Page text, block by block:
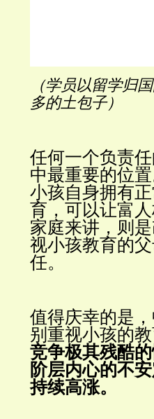
（学员以留学归
多的土包子）
任何一个负责
中最重要的位置
小孩自身拥有
育，可以让富
家庭来讲，则
视小孩教育的
任。
值得庆幸的是
别重视小孩的教
竞争极其残酷
阶层内心的不
持续高涨。